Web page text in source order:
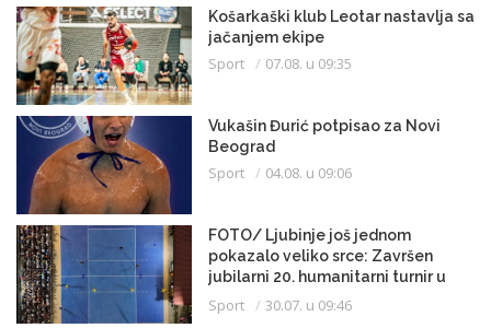
Košarkaški klub Leotar nastavlja sa
jačanjem ekipe
Sport 07.08. u 09:35
Vukašin Đurić potpisao za Novi
Beograd
Sport 04.08. u 09:06
FOTO/ Ljubinje još jednom
pokazalo veliko srce: Završen
jubilarni 20. humanitarni turnir u
malom fudbalu
Sport 30.07. u 09:46